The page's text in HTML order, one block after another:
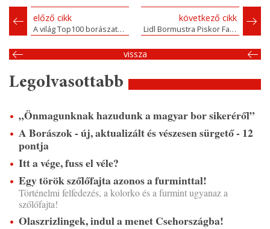
előző cikk
A világ Top100 borászata között a Disznókő
következő cikk
Lidl Bormustra Piskor Fannival
vissza
Legolvasottabb
„Önmagunknak hazudunk a magyar bor sikeréről”
A Borászok - új, aktualizált és vészesen sürgető - 12
pontja
Itt a vége, fuss el véle?
Egy török szőlőfajta azonos a furminttal!
Történelmi felfedezés, a kolorko és a furmint ugyanaz a
szőlőfajta!
Olaszrizlingek, indul a menet Csehországba!